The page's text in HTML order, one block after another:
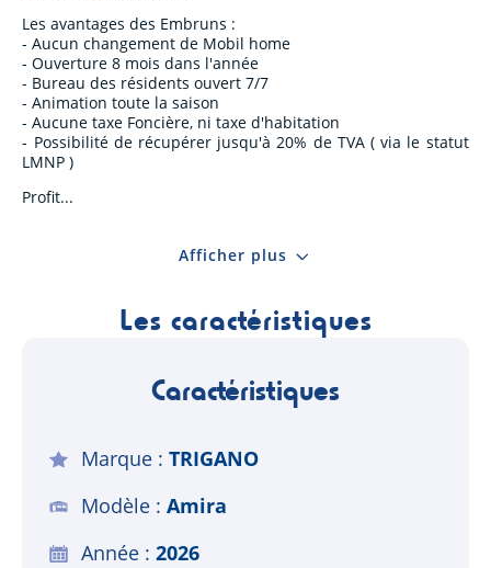
Les avantages des Embruns :
- Aucun changement de Mobil home
- Ouverture 8 mois dans l'année
- Bureau des résidents ouvert 7/7
- Animation toute la saison
- Aucune taxe Foncière, ni taxe d'habitation
- Possibilité de récupérer jusqu'à 20% de TVA ( via le statut
LMNP )
Profit
Afficher plus
Les caractéristiques
Caractéristiques
Marque
TRIGANO
Modèle
Amira
Année
2026